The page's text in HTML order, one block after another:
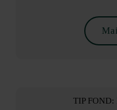
TIP FOND: